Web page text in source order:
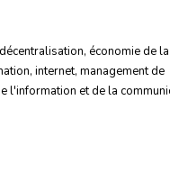
décentralisation, économie de la
, internet, management de
l'information et de la